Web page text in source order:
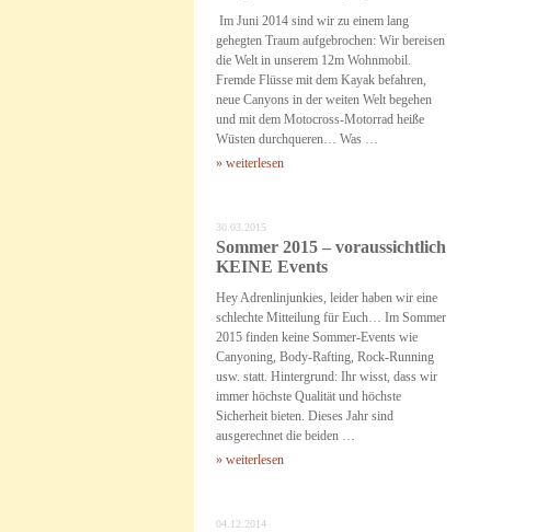
Im Juni 2014 sind wir zu einem lang
gehegten Traum aufgebrochen: Wir bereisen
die Welt in unserem 12m Wohnmobil.
Fremde Flüsse mit dem Kayak befahren,
neue Canyons in der weiten Welt begehen
und mit dem Motocross-Motorrad heiße
Wüsten durchqueren… Was …
» weiterlesen
30.03.2015
Sommer 2015 – voraussichtlich
KEINE Events
Hey Adrenlinjunkies, leider haben wir eine
schlechte Mitteilung für Euch… Im Sommer
2015 finden keine Sommer-Events wie
Canyoning, Body-Rafting, Rock-Running
usw. statt. Hintergrund: Ihr wisst, dass wir
immer höchste Qualität und höchste
Sicherheit bieten. Dieses Jahr sind
ausgerechnet die beiden …
» weiterlesen
04.12.2014